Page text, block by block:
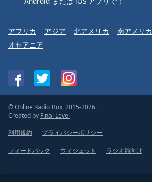
アフリカ アジア 北アメリカ 南アメリカ
オセアニア
© Online Radio Box, 2015-2026.
Created by Final Level
利用規約
プライバシーポリシー
フィードバック ウィジェット ラジオ局向け